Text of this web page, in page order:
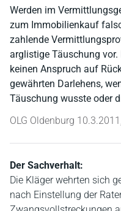
Werden im
zum Immobilienkauf
zahlende
arglistige Täuschung
keinen Anspruch auf
gewährten Darlehens,
Täuschung wusste oder
OLG Oldenburg
Der Sachverhalt:
Die Kläger wehrten sich
nach Einstellung der